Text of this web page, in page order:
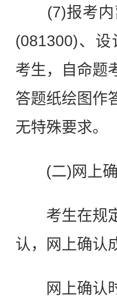
(7)报考内
(081300)、
考生，自命题
答题纸绘图作
无特殊要求。
(二)网上确
考生在规定
认，网上确认
网上确认时